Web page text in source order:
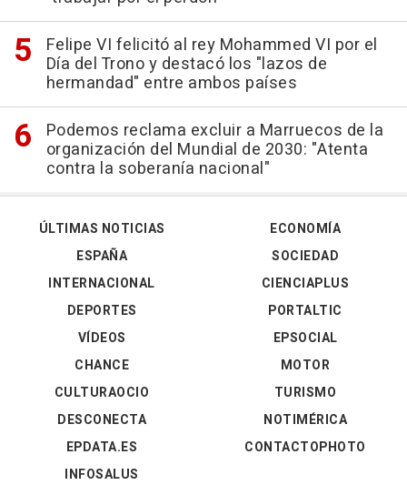
Felipe VI felicitó al rey Mohammed VI por el
Día del Trono y destacó los "lazos de
hermandad" entre ambos países
Podemos reclama excluir a Marruecos de la
organización del Mundial de 2030: "Atenta
contra la soberanía nacional"
ÚLTIMAS NOTICIAS
ESPAÑA
INTERNACIONAL
DEPORTES
VÍDEOS
ECONOMÍA
SOCIEDAD
CIENCIAPLUS
PORTALTIC
EPSOCIAL
CHANCE
CULTURAOCIO
DESCONECTA
EPDATA.ES
INFOSALUS
MOTOR
TURISMO
NOTIMÉRICA
CONTACTOPHOTO